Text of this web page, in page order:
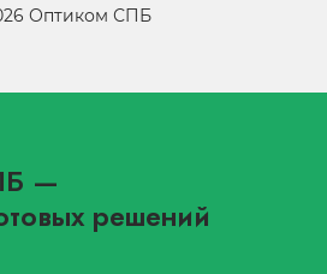
Оптиком СПБ
—
решений